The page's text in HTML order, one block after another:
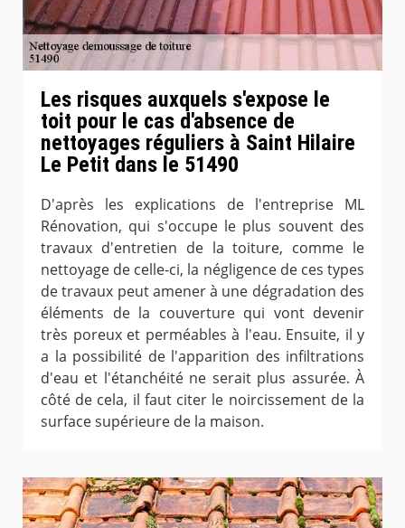
Les risques auxquels s'expose le
toit pour le cas d'absence de
nettoyages réguliers à Saint Hilaire
Le Petit dans le 51490
D'après les explications de l'entreprise ML
Rénovation, qui s'occupe le plus souvent des
travaux d'entretien de la toiture, comme le
nettoyage de celle-ci, la négligence de ces types
de travaux peut amener à une dégradation des
éléments de la couverture qui vont devenir
très poreux et perméables à l'eau. Ensuite, il y
a la possibilité de l'apparition des infiltrations
d'eau et l'étanchéité ne serait plus assurée. À
côté de cela, il faut citer le noircissement de la
surface supérieure de la maison.